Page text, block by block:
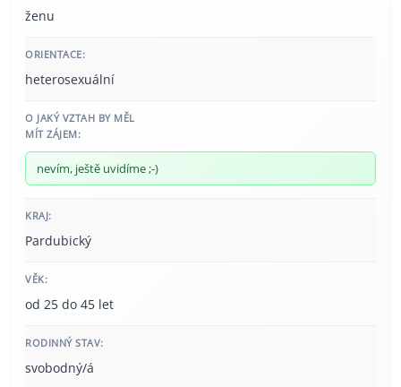
ženu
ORIENTACE:
heterosexuální
O JAKÝ VZTAH BY MĚL
MÍT ZÁJEM:
nevím, ještě uvidíme ;-)
KRAJ:
Pardubický
VĚK:
od 25 do 45 let
RODINNÝ STAV:
svobodný/á